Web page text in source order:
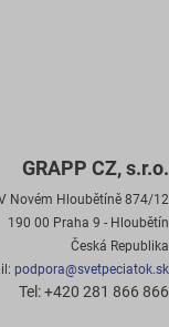
GRAPP CZ, s.r.o.
Novém Hloubětíně 874/12
190 00 Praha 9 - Hloubětín
Česká Republika
podpora@svetpeciatok.sk
Tel: +420 281 866 866